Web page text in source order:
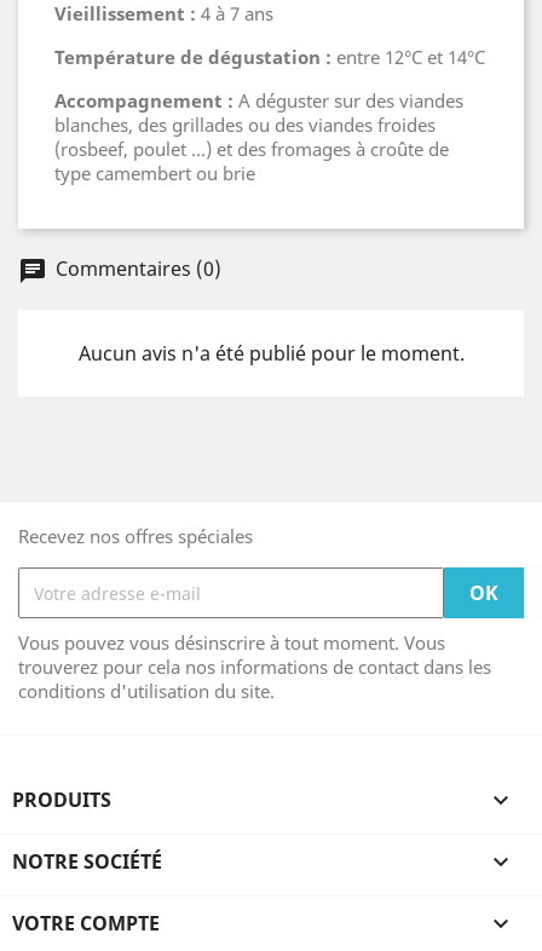
Vieillissement : 4 à 7 ans
Température de dégustation : entre 12°C et 14°C
Accompagnement : A déguster sur des viandes
blanches, des grillades ou des viandes froides
(rosbeef, poulet ...) et des fromages à croûte de
type camembert ou brie
chat Commentaires (0)
Aucun avis n'a été publié pour le moment.
Recevez nos offres spéciales
Vous pouvez vous désinscrire à tout moment. Vous
trouverez pour cela nos informations de contact dans les
conditions d'utilisation du site.
PRODUITS 
NOTRE SOCIÉTÉ 
VOTRE COMPTE 